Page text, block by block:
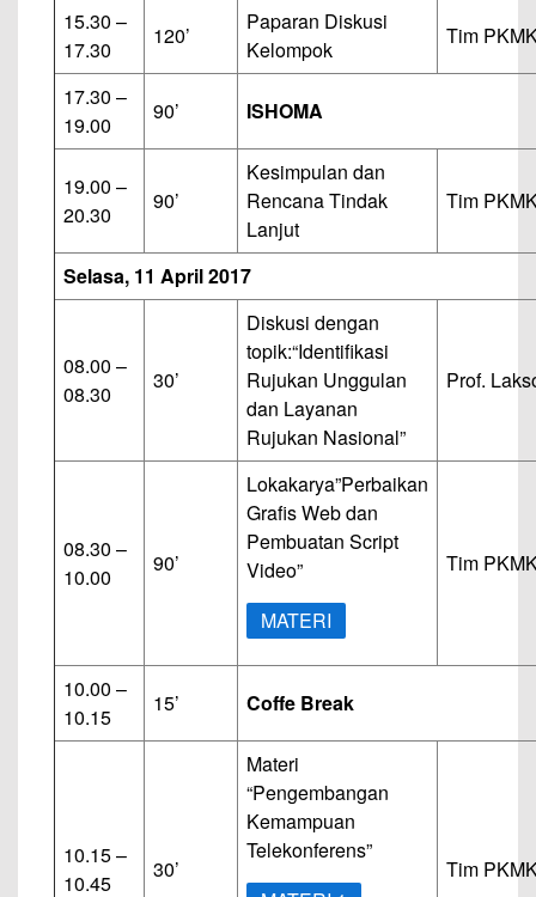
15.30 –
17.30
120’
Paparan Diskusi
Kelompok
Tim
17.30 –
19.00
90’ ISHOMA
19.00 –
20.30
90’
Kesimpulan dan
Rencana Tindak
Lanjut
Tim
Selasa, 11 April 2017
08.00 –
08.30
30’
Diskusi dengan
topik:“Identifikasi
Rujukan Unggulan
dan Layanan
Rujukan Nasional”
Prof.
08.30 –
10.00
90’
Lokakarya”Perbaikan
Grafis Web dan
Pembuatan Script
Video”
MATERI
Tim
10.00 –
10.15
15’ Coffe Break
10.15 –
10.45
30’
Materi
“Pengembangan
Kemampuan
Telekonferens”
Tim